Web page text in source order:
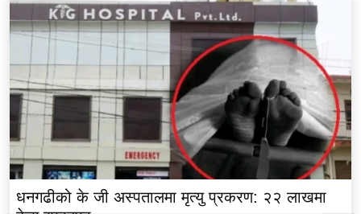
धनगढीको के जी अस्पतालमा मृत्यु प्रकरण: २२ लाखमा